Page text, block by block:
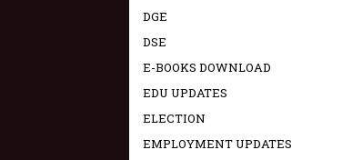
DGE
DSE
E-BOOKS DOWNLOAD
EDU UPDATES
ELECTION
EMPLOYMENT UPDATES